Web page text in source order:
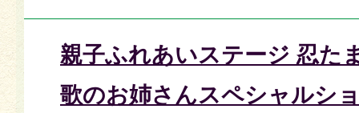
親子ふれあいステージ 忍た
歌のお姉さんスペシャルシ